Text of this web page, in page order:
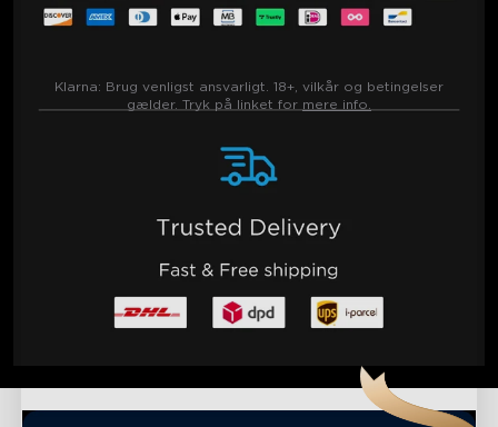
Klarna: Brug venligst ansvarligt. 18+, vilkår og betingelser
gælder. Tryk på linket for mere info.